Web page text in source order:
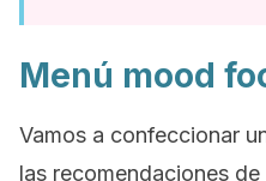
Menú mood
Vamos a confeccionar
las recomendaciones de